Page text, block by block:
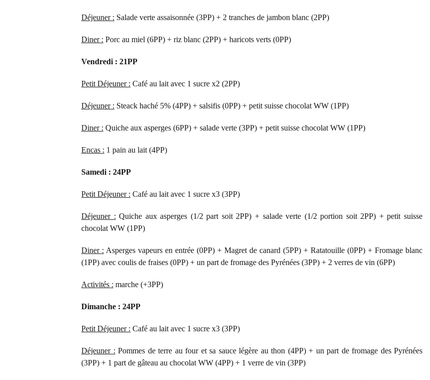
Déjeuner : Salade verte assaisonnée (3PP) + 2 tranches de jambon blanc (2PP)
Diner : Porc au miel (6PP) + riz blanc (2PP) + haricots verts (0PP)
Vendredi : 21PP
Petit Déjeuner : Café au lait avec 1 sucre x2 (2PP)
Déjeuner : Steack haché 5% (4PP) + salsifis (0PP) + petit suisse chocolat WW (1PP)
Diner : Quiche aux asperges (6PP) + salade verte (3PP) + petit suisse chocolat WW (1PP)
Encas : 1 pain au lait (4PP)
Samedi : 24PP
Petit Déjeuner : Café au lait avec 1 sucre x3 (3PP)
Déjeuner : Quiche aux asperges (1/2 part soit 2PP) + salade verte (1/2 portion soit 2PP) + petit suisse
chocolat WW (1PP)
Diner : Asperges vapeurs en entrée (0PP) + Magret de canard (5PP) + Ratatouille (0PP) + Fromage blanc
(1PP) avec coulis de fraises (0PP) + un part de fromage des Pyrénées (3PP) + 2 verres de vin (6PP)
Activités : marche (+3PP)
Dimanche : 24PP
Petit Déjeuner : Café au lait avec 1 sucre x3 (3PP)
Déjeuner : Pommes de terre au four et sa sauce légère au thon (4PP) + un part de fromage des Pyrénées
(3PP) + 1 part de gâteau au chocolat WW (4PP) + 1 verre de vin (3PP)